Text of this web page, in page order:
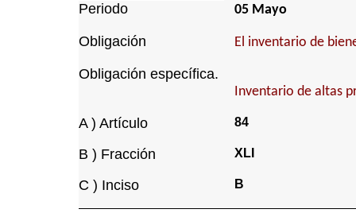
Periodo 05 Mayo
Obligación El inventario de
Obligación específica.
Inventario de altas
A ) Artículo 84
B ) Fracción XLI
C ) Inciso B